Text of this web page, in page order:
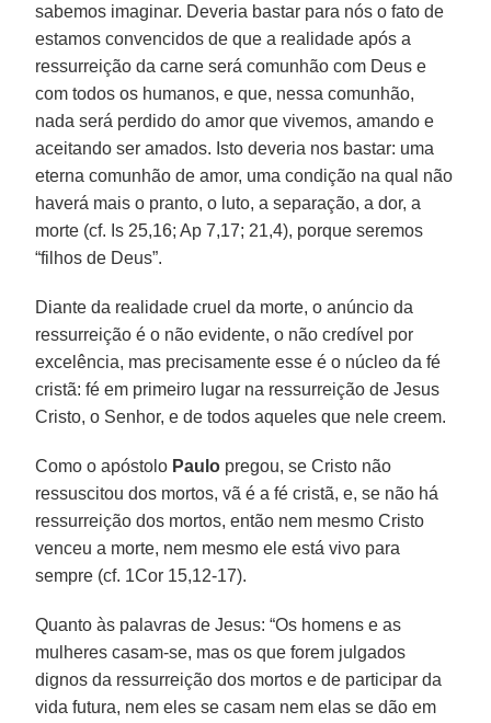
sabemos imaginar. Deveria bastar para nós o fato de
estamos convencidos de que a realidade após a
ressurreição da carne será comunhão com Deus e
com todos os humanos, e que, nessa comunhão,
nada será perdido do amor que vivemos, amando e
aceitando ser amados. Isto deveria nos bastar: uma
eterna comunhão de amor, uma condição na qual não
haverá mais o pranto, o luto, a separação, a dor, a
morte (cf. Is 25,16; Ap 7,17; 21,4), porque seremos
“filhos de Deus”.
Diante da realidade cruel da morte, o anúncio da
ressurreição é o não evidente, o não credível por
excelência, mas precisamente esse é o núcleo da fé
cristã: fé em primeiro lugar na ressurreição de Jesus
Cristo, o Senhor, e de todos aqueles que nele creem.
Como o apóstolo Paulo pregou, se Cristo não
ressuscitou dos mortos, vã é a fé cristã, e, se não há
ressurreição dos mortos, então nem mesmo Cristo
venceu a morte, nem mesmo ele está vivo para
sempre (cf. 1Cor 15,12-17).
Quanto às palavras de Jesus: “Os homens e as
mulheres casam-se, mas os que forem julgados
dignos da ressurreição dos mortos e de participar da
vida futura, nem eles se casam nem elas se dão em